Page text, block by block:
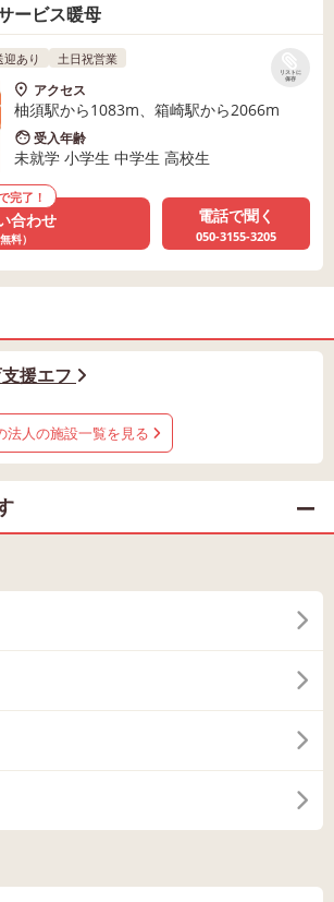
ービス暖母
リストに
保存
迎あり 土日祝営業
アクセス
柚須駅から1083m、箱崎駅から2066m
受入年齢
未就学 小学生 中学生 高校生
完了！
合わせ
無料）
電話で聞く
050-3155-3205
援エフ
法人の施設一覧を見る